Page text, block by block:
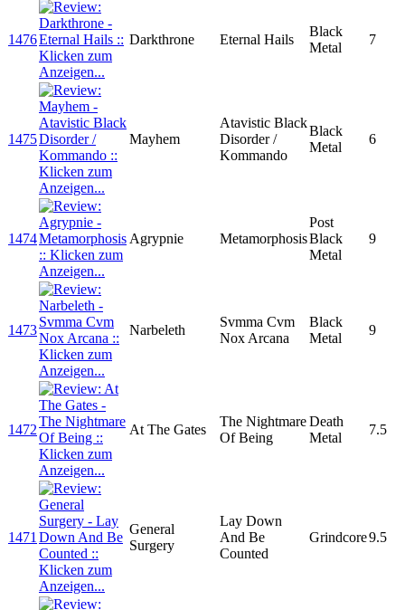
1476 Darkthrone Eternal Hails
Black
Metal
7
1475 Mayhem
Atavistic Black
Disorder /
Kommando
Black
Metal
6
1474 Agrypnie Metamorphosis
Post
Black
Metal
9
1473 Narbeleth
Svmma Cvm
Nox Arcana
Black
Metal
9
1472 At The Gates
The Nightmare
Of Being
Death
Metal
7.5
1471
General
Surgery
Lay Down
And Be
Counted
Grindcore9.5